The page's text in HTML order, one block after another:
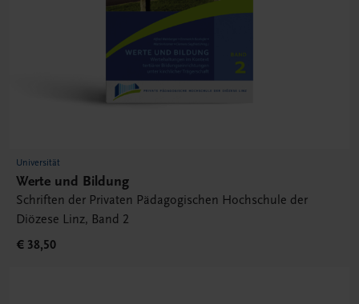
Universität
Werte und Bildung
Schriften der Privaten Pädagogischen Hochschule der
Diözese Linz, Band 2
€ 38,50